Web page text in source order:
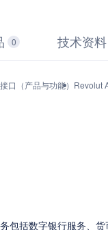
0 技术资料
口（产品与功能） Revolut
包括数字银行服务、